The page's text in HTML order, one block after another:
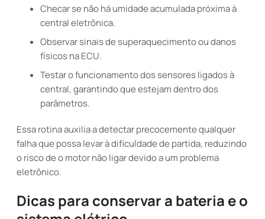
Checar se não há umidade acumulada próxima à
central eletrônica.
Observar sinais de superaquecimento ou danos
físicos na ECU.
Testar o funcionamento dos sensores ligados à
central, garantindo que estejam dentro dos
parâmetros.
Essa rotina auxilia a detectar precocemente qualquer
falha que possa levar à dificuldade de partida, reduzindo
o risco de o motor não ligar devido a um problema
eletrônico.
Dicas para conservar a bateria e o